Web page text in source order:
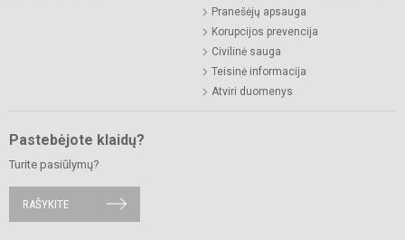
Pranešėjų apsauga
Korupcijos prevencija
Civilinė sauga
Teisinė informacija
Atviri duomenys
Pastebėjote klaidų?
Turite pasiūlymų?
RAŠYKITE